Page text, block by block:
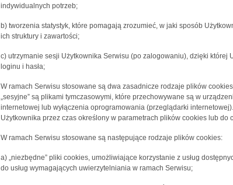
indywidualnych potrzeb;
b) tworzenia statystyk, które pomagają zrozumieć, w jaki sposób
ich struktury i zawartości;
c) utrzymanie sesji Użytkownika Serwisu (po zalogowaniu), dzięki
loginu i hasła;
W ramach Serwisu stosowane są dwa zasadnicze rodzaje plików
„sesyjne” są plikami tymczasowymi, które przechowywane są w
internetowej lub wyłączenia oprogramowania (przeglądarki
Użytkownika przez czas określony w parametrach plików cookies lub do
W ramach Serwisu stosowane są następujące rodzaje plików cookies:
a) „niezbędne” pliki cookies, umożliwiające korzystanie z usług
do usług wymagających uwierzytelniania w ramach Serwisu;